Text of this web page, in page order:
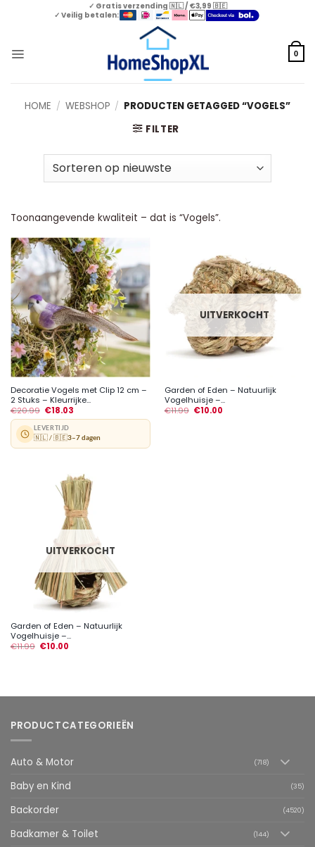
✓ Gratis verzending 🇳🇱 / €3,99 🇧🇪
✓ Veilig betalen:
0
HOME / WEBSHOP / PRODUCTEN GETAGGED “VOGELS”
FILTER
Toonaangevende kwaliteit – dat is “Vogels”.
Decoratie Vogels met Clip 12 cm –
2 Stuks – Kleurrijke...
€20.99 €18.03
LEVERTIJD
🇳🇱 / 🇧🇪3–7 dagen
UITVERKOCHT
Garden of Eden – Natuurlijk
Vogelhuisje –...
€11.99 €10.00
UITVERKOCHT
Garden of Eden – Natuurlijk
Vogelhuisje –...
€11.99 €10.00
PRODUCTCATEGORIEËN
Auto & Motor (718)
Baby en Kind (35)
Backorder (4520)
Badkamer & Toilet (144)